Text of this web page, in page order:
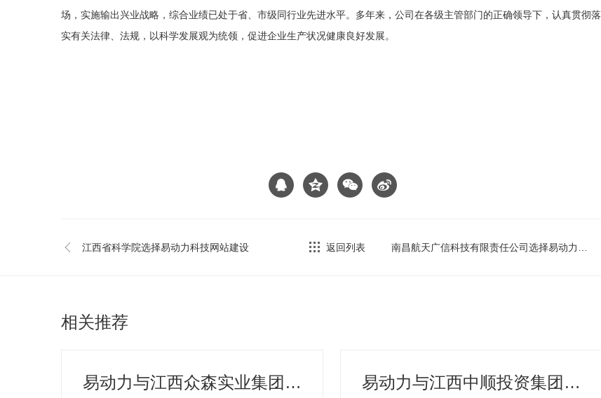
场，实施输出兴业战略，综合业绩已处于省、市级同行业先进水平。多年来，公司在各级主管部门的正确领导下，认真贯彻落
实有关法律、法规，以科学发展观为统领，促进企业生产状况健康良好发展。
江西省科学院选择易动力科技网站建设 南昌航天广信科技有限责任公司选择易动力科技网站建设及手机站
返回列表
相关推荐
易动力与江西众森实业集团有限公司 签订网络信息化业务 易动力与江西中顺投资集团有限公司签订网站建设合同